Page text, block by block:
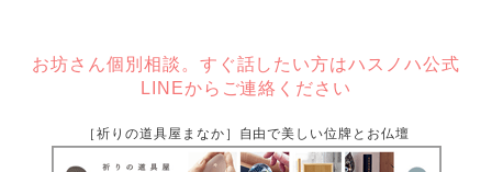
お坊さん個別相談。すぐ話したい方はハスノハ公式
LINEからご連絡ください
［祈りの道具屋まなか］自由で美しい位牌とお仏壇